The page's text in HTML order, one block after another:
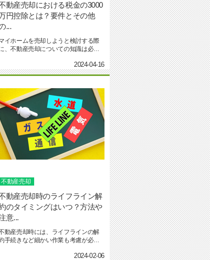
動産売却における税金の3000
円控除とは？要件とその他
...
イホームを売却しようと検討する際
、不動産売却についての知識は必要
2024-04-16
不動産売却
動産売却時のライフライン解
のタイミングはいつ？方法や
意...
動産売却時には、ライフラインの解
手続きなど細かい作業も考慮が必要
2024-02-06